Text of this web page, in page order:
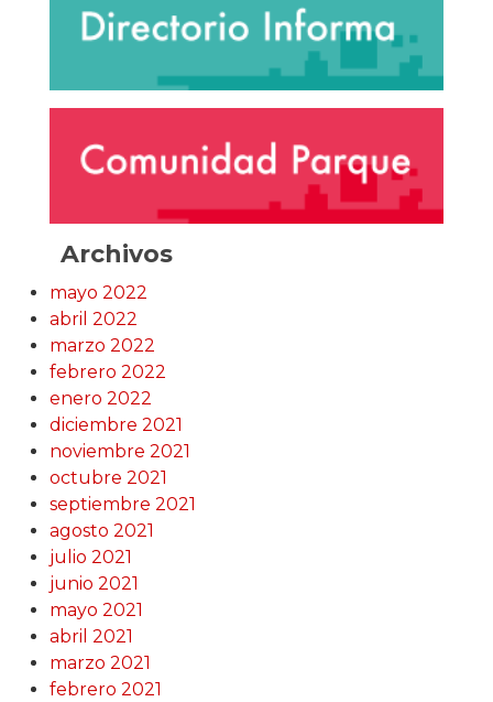
Archivos
mayo 2022
abril 2022
marzo 2022
febrero 2022
enero 2022
diciembre 2021
noviembre 2021
octubre 2021
septiembre 2021
agosto 2021
julio 2021
junio 2021
mayo 2021
abril 2021
marzo 2021
febrero 2021